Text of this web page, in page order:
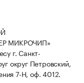
МИКРОЧИП»
г. Санкт-
округ Петровский,
7-Н, оф. 4012.